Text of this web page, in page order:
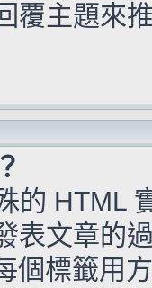
覆主題來
的 HTML
表文章的
個標籤用